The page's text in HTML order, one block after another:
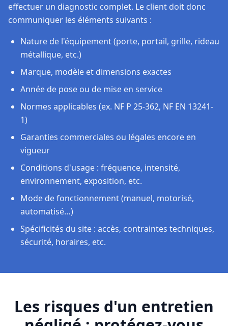
effectuer un diagnostic complet. Le client doit donc
communiquer les éléments suivants :
Nature de l'équipement (porte, portail, grille, rideau
métallique, etc.)
Marque, modèle et dimensions exactes
Année de pose ou de mise en service
Normes applicables (ex. NF P 25-362, NF EN 13241-
1)
Garanties commerciales ou légales encore en
vigueur
Conditions d'usage : fréquence, intensité,
environnement, exposition, etc.
Mode de fonctionnement (manuel, motorisé,
automatisé…)
Spécificités du site : accès, contraintes techniques,
sécurité, horaires, etc.
Les risques d'un entretien